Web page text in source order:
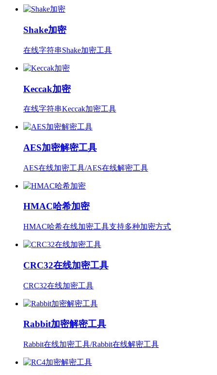
Shake加密
在线字符串Shake加密工具
Keccak加密
在线字符串Keccak加密工具
AES加密解密工具
AES在线加密工具/AES在线解密工具
HMAC哈希加密
HMAC哈希在线加密工具支持多种加密方式
CRC32在线加密工具
CRC32在线加密工具
Rabbit加密解密工具
Rabbit在线加密工具/Rabbit在线解密工具